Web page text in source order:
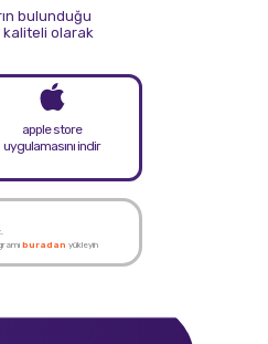
bulunduğu
kaliteli olarak
apple store
uygulamasını indir
buradan yükleyin